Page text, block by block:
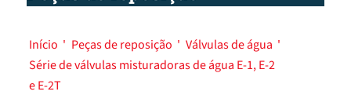
Início ' Peças de reposição ' Válvulas de água '
Série de válvulas misturadoras de água E-1, E-2
e E-2T